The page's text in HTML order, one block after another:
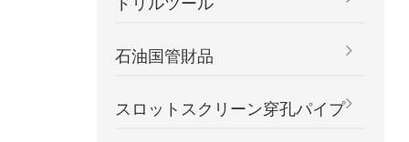
石油国管財品
スロットスクリーン穿孔パイプ